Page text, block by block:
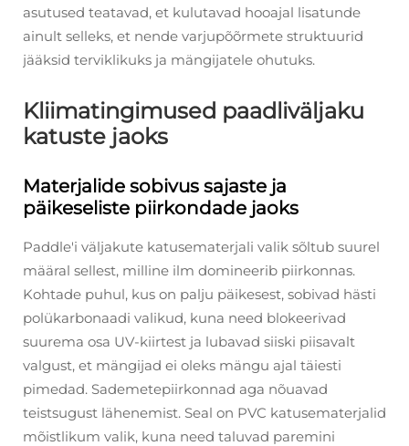
asutused teatavad, et kulutavad hooajal lisatunde
ainult selleks, et nende varjupõõrmete struktuurid
jääksid terviklikuks ja mängijatele ohutuks.
Kliimatingimused paadliväljaku
katuste jaoks
Materjalide sobivus sajaste ja
päikeseliste piirkondade jaoks
Paddle'i väljakute katusematerjali valik sõltub suurel
määral sellest, milline ilm domineerib piirkonnas.
Kohtade puhul, kus on palju päikesest, sobivad hästi
polükarbonaadi valikud, kuna need blokeerivad
suurema osa UV-kiirtest ja lubavad siiski piisavalt
valgust, et mängijad ei oleks mängu ajal täiesti
pimedad. Sademetepiirkonnad aga nõuavad
teistsugust lähenemist. Seal on PVC katusematerjalid
mõistlikum valik, kuna need taluvad paremini